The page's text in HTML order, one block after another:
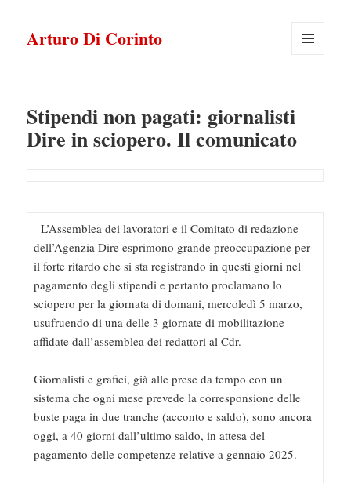
Arturo Di Corinto
Stipendi non pagati: giornalisti
Dire in sciopero. Il comunicato
L’Assemblea dei lavoratori e il Comitato di redazione
dell’Agenzia Dire esprimono grande preoccupazione per
il forte ritardo che si sta registrando in questi giorni nel
pagamento degli stipendi e pertanto proclamano lo
sciopero per la giornata di domani, mercoledì 5 marzo,
usufruendo di una delle 3 giornate di mobilitazione
affidate dall’assemblea dei redattori al Cdr.
Giornalisti e grafici, già alle prese da tempo con un
sistema che ogni mese prevede la corresponsione delle
buste paga in due tranche (acconto e saldo), sono ancora
oggi, a 40 giorni dall’ultimo saldo, in attesa del
pagamento delle competenze relative a gennaio 2025.